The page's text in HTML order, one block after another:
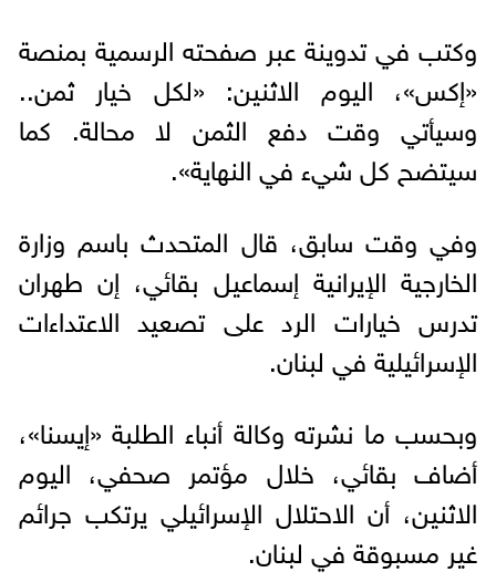
وكتب في تدوينة عبر صفحته الرسمية بمنصة
«إكس»، اليوم الاثنين: «لكل خيار ثمن..
وسيأتي وقت دفع الثمن لا محالة. كما
سيتضح كل شيء في النهاية».
وفي وقت سابق، قال المتحدث باسم وزارة
الخارجية الإيرانية إسماعيل بقائي، إن طهران
تدرس خيارات الرد على تصعيد الاعتداءات
الإسرائيلية في لبنان.
وبحسب ما نشرته وكالة أنباء الطلبة «إيسنا»،
أضاف بقائي، خلال مؤتمر صحفي، اليوم
الاثنين، أن الاحتلال الإسرائيلي يرتكب جرائم
غير مسبوقة في لبنان.